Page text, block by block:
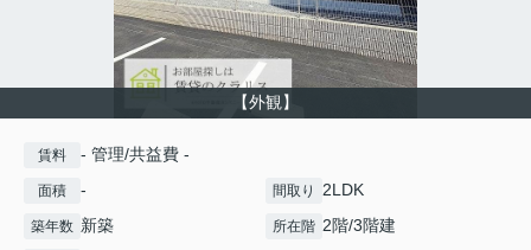
【外観】
賃料 - 管理/共益費 -
面積 - 間取り 2LDK
築年数 新築 所在階 2階/3階建